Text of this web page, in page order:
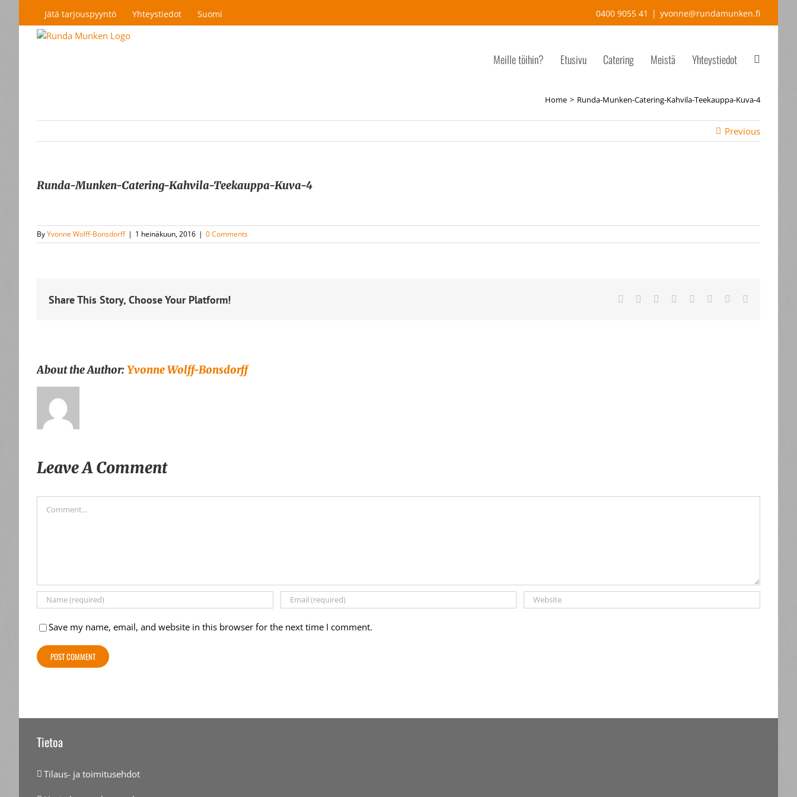
Jätä tarjouspyyntö Yhteystiedot Suomi 0400 9055 41 | yvonne@rundamunken.fi
Meille töihin? Etusivu Catering Meistä Yhteystiedot
Home Runda-Munken-Catering-Kahvila-Teekauppa-Kuva-4
Previous
Runda-Munken-Catering-Kahvila-Teekauppa-Kuva-4
ByYvonne Wolff-Bonsdorff | 1 heinäkuun, 2016 | 0 Comments
Share This Story, Choose Your Platform! Facebook Reddit LinkedIn
TumblrPinterest
About the Author:Yvonne Wolff-Bonsdorff
Leave A Comment
Save my name, email, and website in this browser for the next time I comment.
Tietoa
Tilaus- ja toimitusehdot